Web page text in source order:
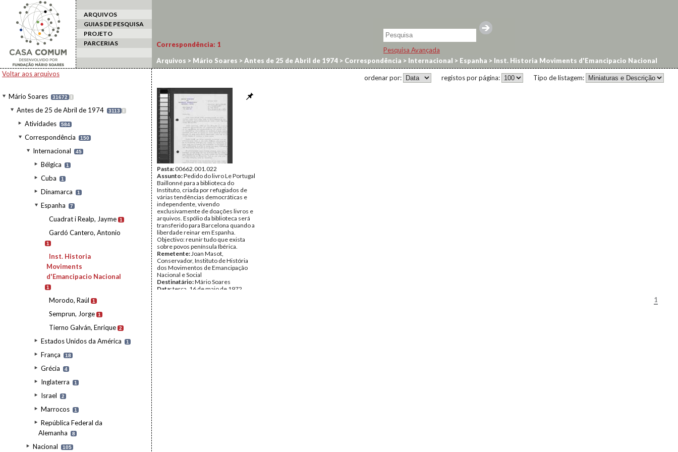
ARQUIVOS
GUIAS DE PESQUISA
PROJETO
PARCERIAS
Pesquisa Avançada
Voltar aos arquivos
Mário Soares 31672 I
Antes de 25 de Abril de 1974 3113 I
Atividades 584
Correspondência 150
Internacional 45
Bélgica 1
Cuba 1
Dinamarca 1
Espanha 7
Cuadrat i Realp, Jayme 1
Gardó Cantero, Antonio
1
Inst. Historia
Moviments
d'Emancipacio Nacional
1
Morodo, Raúl 1
Semprun, Jorge 1
Tierno Galván, Enrique 2
Estados Unidos da América 1
França 18
Grécia 4
Inglaterra 1
Israel 2
Marrocos 1
República Federal da
Alemanha
8
Nacional 105
Correspondência: 1
Arquivos > Mário Soares >Antes de 25 de Abril de 1974 > Correspondência > Internacional > Espanha > Inst. Historia Moviments d'Emancipacio Nacional
Tipo de listagem:
registos por página:
ordenar por:
Pasta:00662.001.022
Assunto:Pedido do livro Le Portugal
Baillonné para a biblioteca do
Instituto, criada por refugiados de
várias tendências democráticas e
independente, vivendo
exclusivamente de doações livros e
arquivos. Espólio da biblioteca será
transferido para Barcelona quando a
liberdade reinar em Espanha.
Objectivo: reunir tudo que exista
sobre povos península Ibérica.
Remetente:Joan Masot,
Conservador, Instituto de História
dos Movimentos de Emancipação
Nacional e Social
Destinatário:Mário Soares
Data:terça, 16 de maio de 1972
1